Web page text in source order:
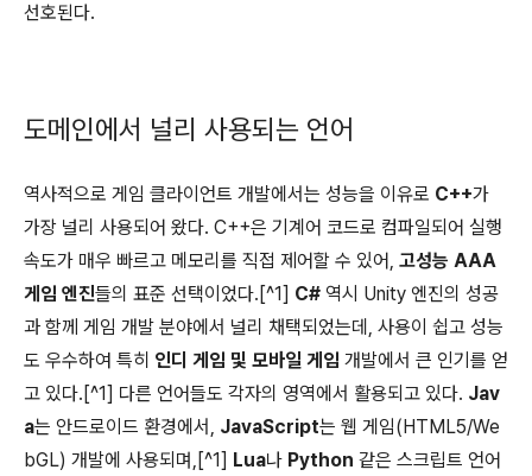
선호된다.
도메인에서 널리 사용되는 언어
역사적으로 게임 클라이언트 개발에서는 성능을 이유로 C++가
가장 널리 사용되어 왔다. C++은 기계어 코드로 컴파일되어 실행
속도가 매우 빠르고 메모리를 직접 제어할 수 있어, 고성능 AAA
게임 엔진들의 표준 선택이었다.[^1] C# 역시 Unity 엔진의 성공
과 함께 게임 개발 분야에서 널리 채택되었는데, 사용이 쉽고 성능
도 우수하여 특히 인디 게임 및 모바일 게임 개발에서 큰 인기를 얻
고 있다.[^1] 다른 언어들도 각자의 영역에서 활용되고 있다. Jav
a는 안드로이드 환경에서, JavaScript는 웹 게임(HTML5/We
bGL) 개발에 사용되며,[^1] Lua나 Python 같은 스크립트 언어